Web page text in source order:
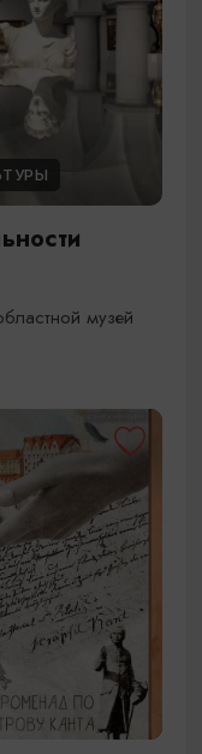
музей